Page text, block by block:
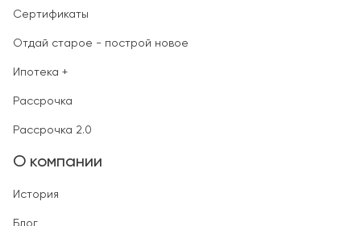
Сертификаты
Отдай старое - построй новое
Ипотека +
Рассрочка
Рассрочка 2.0
О компании
История